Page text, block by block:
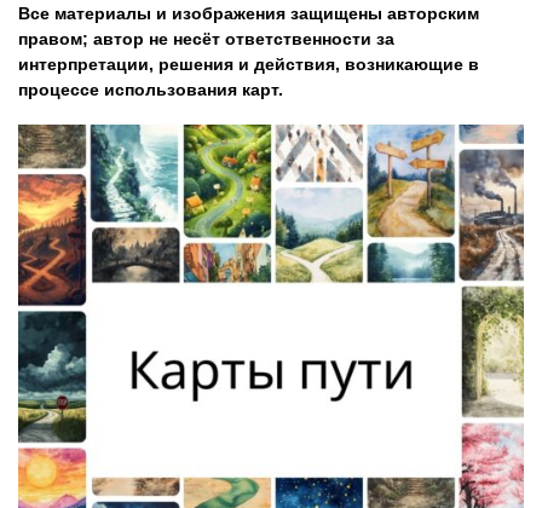
Все материалы и изображения защищены авторским
правом; автор не несёт ответственности за
интерпретации, решения и действия, возникающие в
процессе использования карт.